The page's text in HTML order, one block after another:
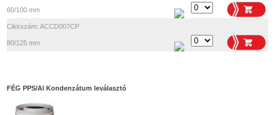
60/100 mm
Cikkszám: ACCD007CP
80/125 mm
FÉG PPS/Al Kondenzátum leválasztó